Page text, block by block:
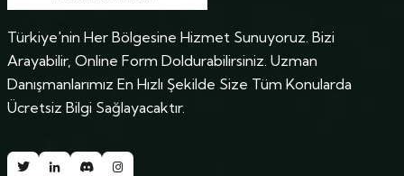
Türkiye'nin Her Bölgesine Hizmet Sunuyoruz. Bizi
Arayabilir, Online Form Doldurabilirsiniz. Uzman
Danışmanlarımız En Hızlı Şekilde Size Tüm Konularda
Ücretsiz Bilgi Sağlayacaktır.